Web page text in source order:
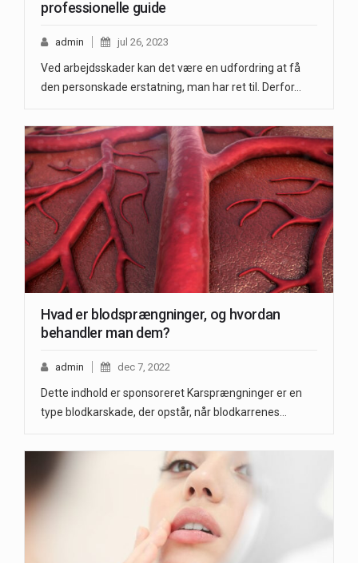
professionelle guide
admin jul 26, 2023
Ved arbejdsskader kan det være en udfordring at få
den personskade erstatning, man har ret til. Derfor…
Hvad er blodsprængninger, og hvordan
behandler man dem?
admin dec 7, 2022
Dette indhold er sponsoreret Karsprængninger er en
type blodkarskade, der opstår, når blodkarrenes…